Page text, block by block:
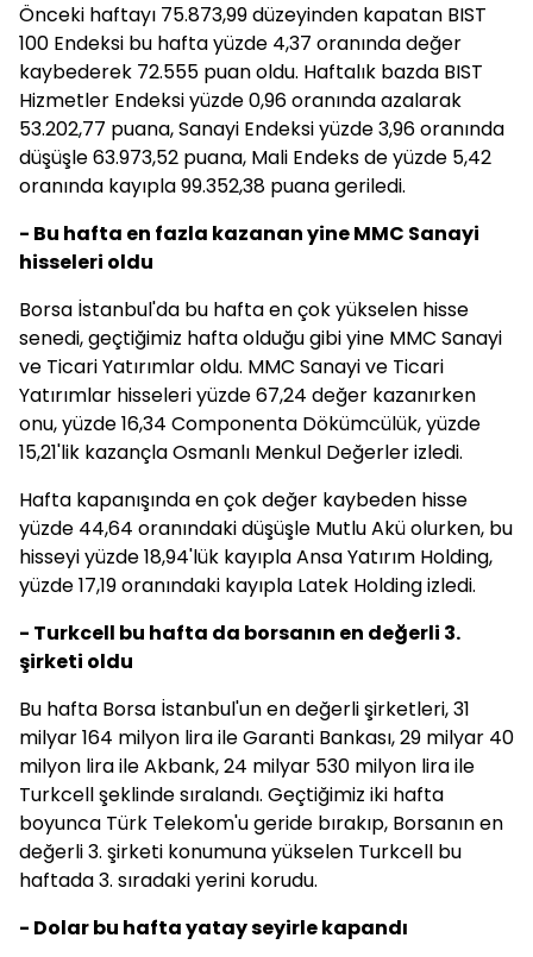
Önceki haftayı 75.873,99 düzeyinden kapatan BIST
100 Endeksi bu hafta yüzde 4,37 oranında değer
kaybederek 72.555 puan oldu. Haftalık bazda BIST
Hizmetler Endeksi yüzde 0,96 oranında azalarak
53.202,77 puana, Sanayi Endeksi yüzde 3,96 oranında
düşüşle 63.973,52 puana, Mali Endeks de yüzde 5,42
oranında kayıpla 99.352,38 puana geriledi.
- Bu hafta en fazla kazanan yine MMC Sanayi
hisseleri oldu
Borsa İstanbul'da bu hafta en çok yükselen hisse
senedi, geçtiğimiz hafta olduğu gibi yine MMC Sanayi
ve Ticari Yatırımlar oldu. MMC Sanayi ve Ticari
Yatırımlar hisseleri yüzde 67,24 değer kazanırken
onu, yüzde 16,34 Componenta Dökümcülük, yüzde
15,21'lik kazançla Osmanlı Menkul Değerler izledi.
Hafta kapanışında en çok değer kaybeden hisse
yüzde 44,64 oranındaki düşüşle Mutlu Akü olurken, bu
hisseyi yüzde 18,94'lük kayıpla Ansa Yatırım Holding,
yüzde 17,19 oranındaki kayıpla Latek Holding izledi.
- Turkcell bu hafta da borsanın en değerli 3.
şirketi oldu
Bu hafta Borsa İstanbul'un en değerli şirketleri, 31
milyar 164 milyon lira ile Garanti Bankası, 29 milyar 40
milyon lira ile Akbank, 24 milyar 530 milyon lira ile
Turkcell şeklinde sıralandı. Geçtiğimiz iki hafta
boyunca Türk Telekom'u geride bırakıp, Borsanın en
değerli 3. şirketi konumuna yükselen Turkcell bu
haftada 3. sıradaki yerini korudu.
- Dolar bu hafta yatay seyirle kapandı